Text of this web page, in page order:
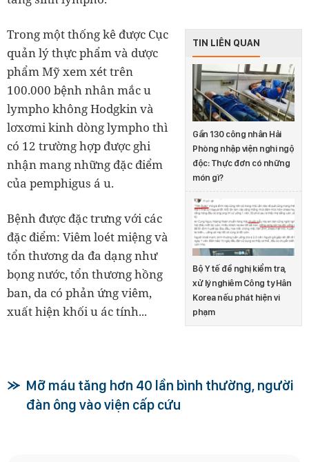
TIN LIÊN QUAN
Gần 130 công nhân Hải
Phòng nhập viện nghi ngộ
độc: Thực đơn có những
món gì?
Bộ Y tế đề nghị kiểm tra,
xử lý nghiêm Công ty Hân
Korea nếu phát hiện vi
phạm
Trong một thống kê được Cục
quản lý thực phẩm và dược
phẩm Mỹ xem xét trên
100.000 bệnh nhân mắc u
lympho không Hodgkin và
lơxơmi kinh dòng lympho thì
có 12 trường hợp được ghi
nhận mang những đặc điểm
của pemphigus á u.
Bệnh được đặc trưng với các
đặc điểm: Viêm loét miệng và
tổn thương da đa dạng như
bọng nước, tổn thương hồng
ban, da có phản ứng viêm,
xuất hiện khối u ác tính...
Mỡ máu tăng hơn 40 lần bình thường, người
đàn ông vào viện cấp cứu